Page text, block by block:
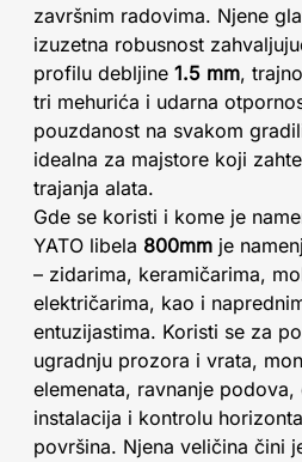
završnim radovima. Njene
izuzetna robusnost
profilu debljine 1.5 mm,
tri mehurića i udarna
pouzdanost na svakom
idealna za majstore koji
trajanja alata.
Gde se koristi i kome je
YATO libela 800mm je
– zidarima, keramičarima,
električarima, kao i
entuzijastima. Koristi se za
ugradnju prozora i vrata,
elemenata, ravnanje podova,
instalacija i kontrolu
površina. Njena veličina čini